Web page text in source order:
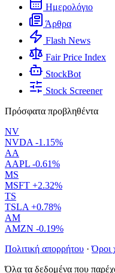
Ημερολόγιο
Άρθρα
Flash News
Fair Price Index
StockBot
Stock Screener
Πρόσφατα προβληθέντα
NV
NVDA -1.15%
AA
AAPL -0.61%
MS
MSFT +2.32%
TS
TSLA +0.78%
AM
AMZN -0.19%
Πολιτική απορρήτου · Όροι
Όλα τα δεδομένα που